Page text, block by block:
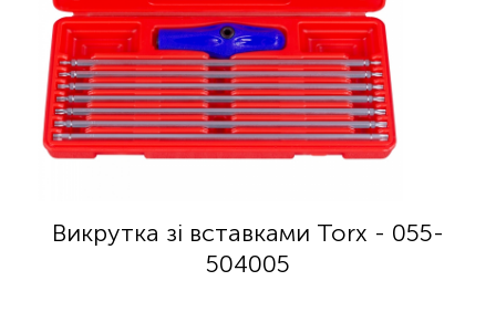
Викрутка зі вставками Torx - 055-
504005